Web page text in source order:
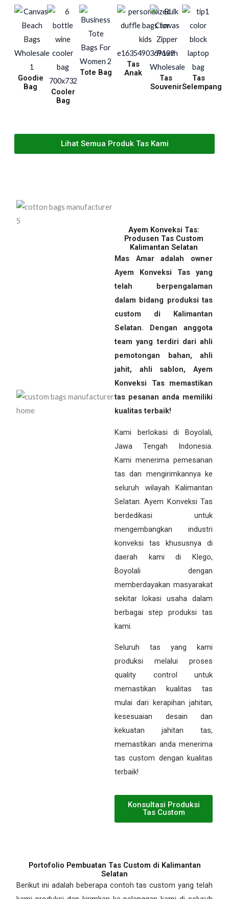
Goodie
Bag
Cooler
Bag
Tote Bag
Tas
Anak
Tas
Souvenir
Tas
Selempang
Lihat Semua Produk Tas Kami
Ayem Konveksi Tas:
Produsen Tas Custom
Kalimantan Selatan
Mas Amar adalah owner
Ayem Konveksi Tas yang
telah berpengalaman
dalam bidang produksi tas
custom di Kalimantan
Selatan. Dengan anggota
team yang terdiri dari ahli
pemotongan bahan, ahli
jahit, ahli sablon, Ayem
Konveksi Tas memastikan
tas pesanan anda memiliki
kualitas terbaik!
Kami berlokasi di Boyolali,
Jawa Tengah Indonesia.
Kami menerima pemesanan
tas dan mengirimkannya ke
seluruh wilayah Kalimantan
Selatan. Ayem Konveksi Tas
berdedikasi untuk
mengembangkan industri
konveksi tas khususnya di
daerah kami di Klego,
Boyolali dengan
memberdayakan masyarakat
sekitar lokasi usaha dalam
berbagai step produksi tas
kami.
Seluruh tas yang kami
produksi melalui proses
quality control untuk
memastikan kualitas tas
mulai dari kerapihan jahitan,
kesesuaian desain dan
kekuatan jahitan tas,
memastikan anda menerima
tas custom dengan kualitas
terbaik!
Konsultasi Produksi
Tas Custom
Portofolio Pembuatan Tas Custom di Kalimantan
Selatan
Berikut ini adalah beberapa contoh tas custom yang telah